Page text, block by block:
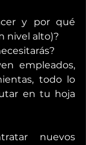
y por qué
nivel alto)?
empleados,
todo lo
en tu hoja
nuevos